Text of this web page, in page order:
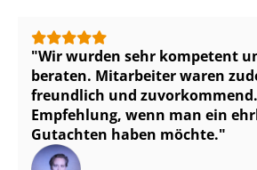
Wir wurden sehr kompetent
beraten. Mitarbeiter waren
freundlich und
Empfehlung, wenn man ein
Gutachten haben möchte.